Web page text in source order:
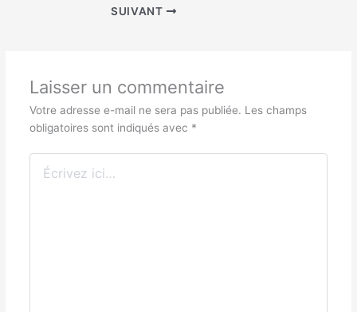
SUIVANT
Laisser un commentaire
Votre adresse e-mail ne sera pas publiée. Les champs
obligatoires sont indiqués avec *
ici…